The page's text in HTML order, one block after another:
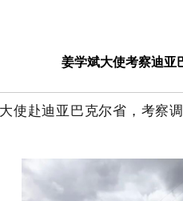
姜学斌大使考察迪亚
使赴迪亚巴克尔省，考察